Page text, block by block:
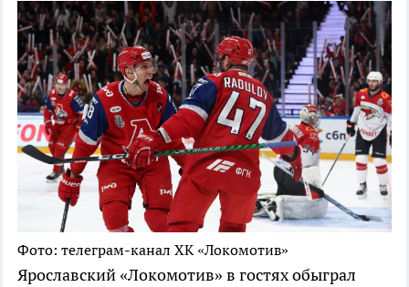
Фото: телеграм-канал ХК «Локомотив»
Ярославский «Локомотив» в гостях обыграл